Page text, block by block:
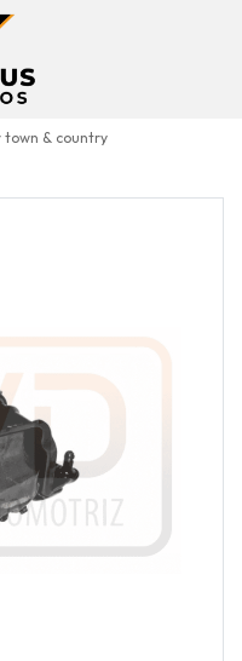
town & country